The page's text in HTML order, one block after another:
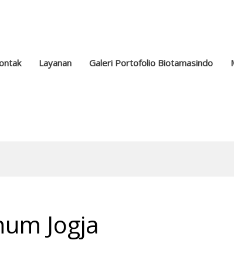
Layanan Galeri Portofolio Biotamasindo
Jogja